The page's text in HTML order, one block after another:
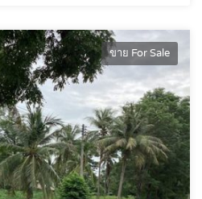
ขาย For Sale